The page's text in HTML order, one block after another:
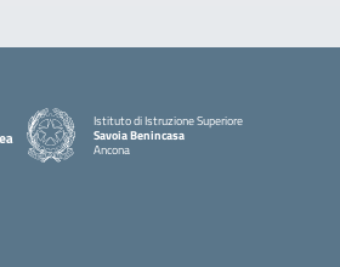
Istituto di Istruzione Superiore
Savoia Benincasa
Ancona